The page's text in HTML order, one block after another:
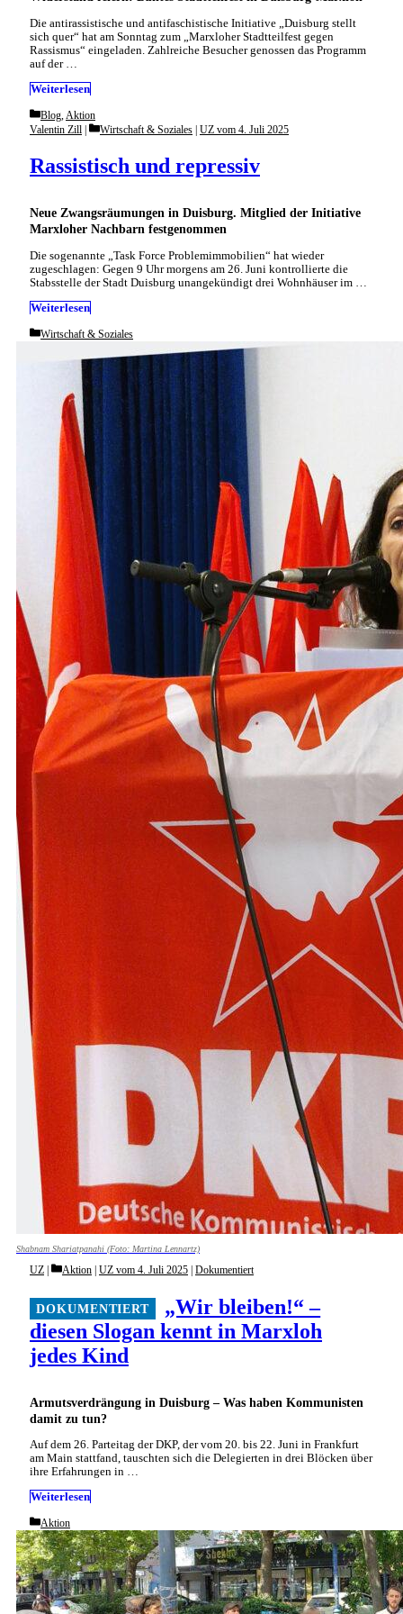
Die antirassistische und antifaschistische Initiative „Duisburg stellt
sich quer“ hat am Sonntag zum „Marxloher Stadtteilfest gegen
Rassismus“ eingeladen. Zahlreiche Besucher genossen das Programm
auf der …
Weiterlesen
Categories
Blog Aktion
Neue Zwangsräumungen in Duisburg. Mitglied der Initiative
Marxloher Nachbarn festgenommen
Rassistisch und repressiv
Valentin Zill Categories
Wirtschaft & Soziales | UZ vom 4. Juli 2025
Die sogenannte „Task Force Problemimmobilien“ hat wieder
zugeschlagen: Gegen 9 Uhr morgens am 26. Juni kontrollierte die
Stabsstelle der Stadt Duisburg unangekündigt drei Wohnhäuser im …
Weiterlesen
Categories
Wirtschaft & Soziales
Shabnam Shariatpanahi (Foto: Martina Lennartz)
Armutsverdrängung in Duisburg – Was haben Kommunisten
damit zu tun?
„Wir bleiben!“ –
diesen Slogan kennt in Marxloh
jedes Kind
UZ Categories
Aktion | UZ vom 4. Juli 2025 | Dokumentiert
Auf dem 26. Parteitag der DKP, der vom 20. bis 22. Juni in Frankfurt
am Main stattfand, tauschten sich die Delegierten in drei Blöcken über
ihre Erfahrungen in …
Weiterlesen
Categories
Aktion